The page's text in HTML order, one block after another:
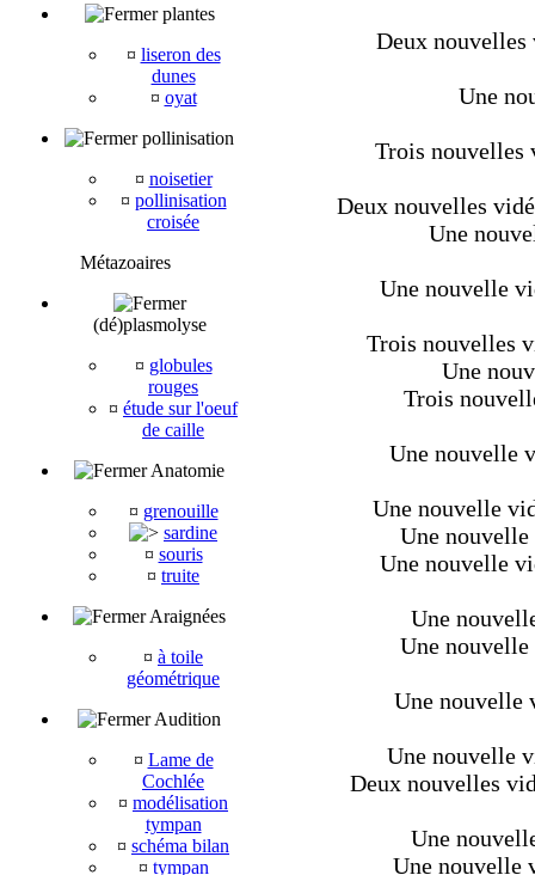
plantes
¤ liseron des
dunes
¤ oyat
pollinisation
¤ noisetier
¤ pollinisation
croisée
Métazoaires
(dé)plasmolyse
¤ globules
rouges
¤ étude sur l'oeuf
de caille
Anatomie
¤ grenouille
sardine
¤ souris
¤ truite
Araignées
¤ à toile
géométrique
Audition
¤ Lame de
Cochlée
¤ modélisation
tympan
¤ schéma bilan
¤ tympan
Deux nouvelles
Une
Trois nouvelles
Deux nouvelles
Une
Une nouvelle
Trois nouvelles
Une
Trois
Une nouvelle
Une nouvelle
Une
Une nouvelle
Une
Une
Une nouvelle
Une nouvelle
Deux nouvelles
Une
Une nouvelle